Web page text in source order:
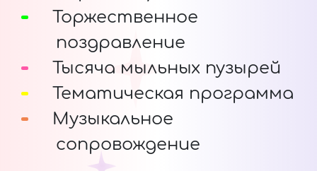
Торжественное
поздравление
Тысяча мыльных пузырей
Тематическая программа
Музыкальное
сопровождение